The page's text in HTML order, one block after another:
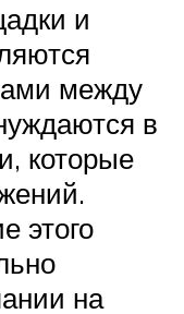
и
между
в
которые
этого
на